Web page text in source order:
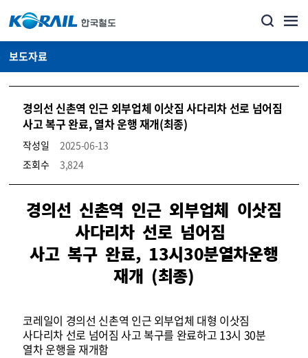
보도자료
경의선 신촌역 인근 외부업체 이삿짐 사다리차 선로 넘어짐
사고 복구 완료, 열차 운행 재개(최종)
작성일
2025-06-13
조회수
3,824
뉴스·홍보_보도자료 상세보기 – 내용, 파일, 담당자 연락처로 구성
경의선 신촌역 인근 외부업체 이삿짐
사다리차 선로 넘어짐
사고 복구 완료, 13시 30분열차운행
재개 (최종)
코레일이 경의선 신촌역 인근 외부업체 대형 이삿짐
사다리차 선로 넘어짐 사고 복구를 완료하고 13시 30분
열차 운행을 재개함